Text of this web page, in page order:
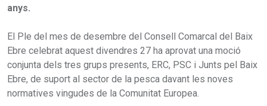
anys.
El Ple del mes de desembre del Consell Comarcal del Baix
Ebre celebrat aquest divendres 27 ha aprovat una moció
conjunta dels tres grups presents, ERC, PSC i Junts pel Baix
Ebre, de suport al sector de la pesca davant les noves
normatives vingudes de la Comunitat Europea.